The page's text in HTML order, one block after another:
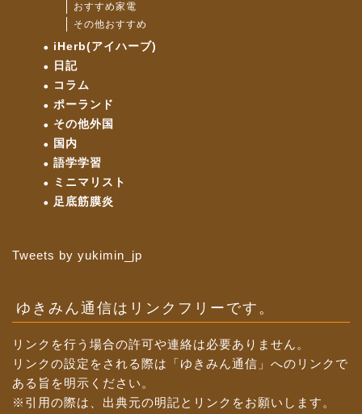
おすすめ家電
その他おすすめ
iHerb(アイハーブ)
日記
コラム
ポーランド
その他外国
国内
語学学習
ミニマリスト
足底筋膜炎
Tweets by yukimin_jp
ゆきみん通信はリンクフリーです。
リンクを行う場合の許可や連絡は必要ありません。
リンクの設定をされる際は「ゆきみん通信」へのリンクで
ある旨を明示ください。
※引用の際は、出典元の明記とリンクをお願いします。